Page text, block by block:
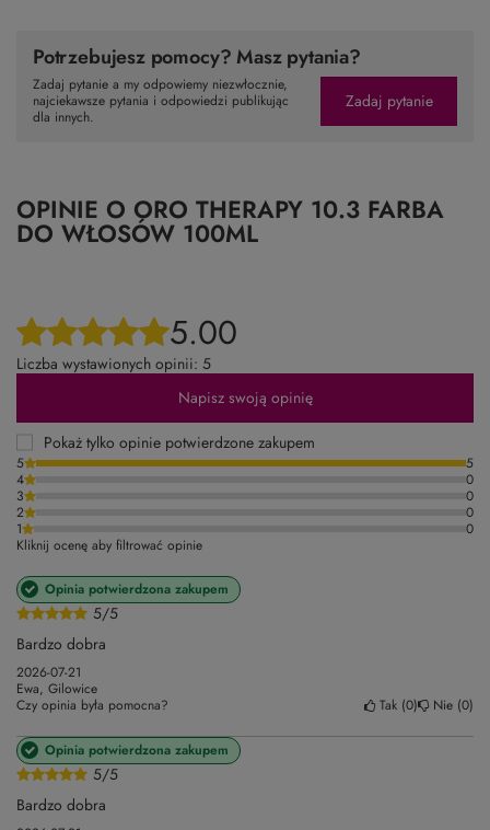
Potrzebujesz pomocy? Masz pytania?
Zadaj pytanie a my odpowiemy niezwłocznie,
najciekawsze pytania i odpowiedzi publikując
dla innych.
Zadaj pytanie
OPINIE O ORO THERAPY 10.3 FARBA
DO WŁOSÓW 100ML
5.00
Liczba wystawionych opinii: 5
Napisz swoją opinię
Pokaż tylko opinie potwierdzone zakupem
5
5
4
0
3
0
2
0
1
0
Kliknij ocenę aby filtrować opinie
5/5
Opinia potwierdzona zakupem
Bardzo dobra
2026-07-21
Ewa, Gilowice
Czy opinia była pomocna?
Tak 0 Nie 0
5/5
Opinia potwierdzona zakupem
Bardzo dobra